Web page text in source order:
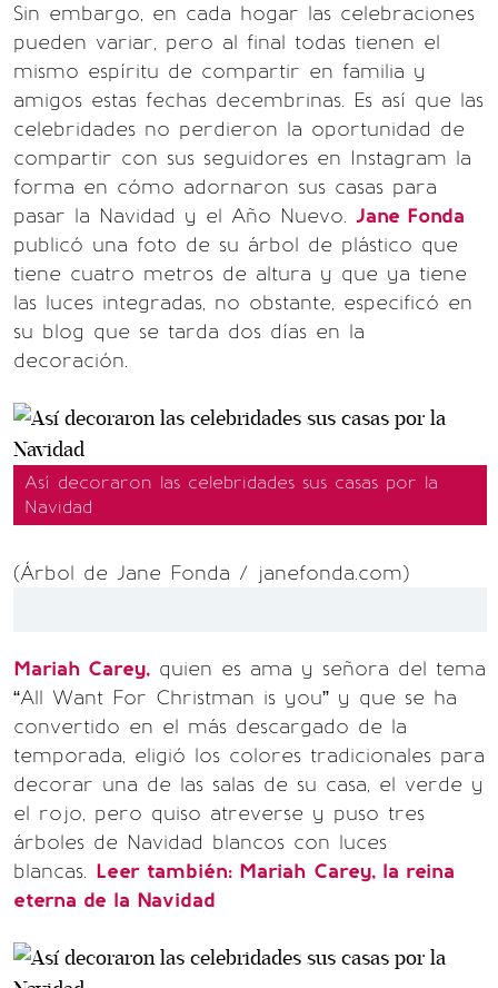
Sin embargo, en cada hogar las celebraciones
pueden variar, pero al final todas tienen el
mismo espíritu de compartir en familia y
amigos estas fechas decembrinas. Es así que las
celebridades no perdieron la oportunidad de
compartir con sus seguidores en Instagram la
forma en cómo adornaron sus casas para
pasar la Navidad y el Año Nuevo. Jane Fonda
publicó una foto de su árbol de plástico que
tiene cuatro metros de altura y que ya tiene
las luces integradas, no obstante, especificó en
su blog que se tarda dos días en la
decoración.
Así decoraron las celebridades sus casas por la
Navidad
(Árbol de Jane Fonda / janefonda.com)
Mariah Carey, quien es ama y señora del tema
“All Want For Christman is you” y que se ha
convertido en el más descargado de la
temporada, eligió los colores tradicionales para
decorar una de las salas de su casa, el verde y
el rojo, pero quiso atreverse y puso tres
árboles de Navidad blancos con luces
blancas. Leer también: Mariah Carey, la reina
eterna de la Navidad